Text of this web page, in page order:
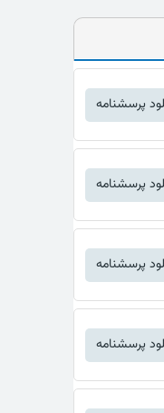
پرسشنامه
پرسشنامه
پرسشنامه
پرسشنامه